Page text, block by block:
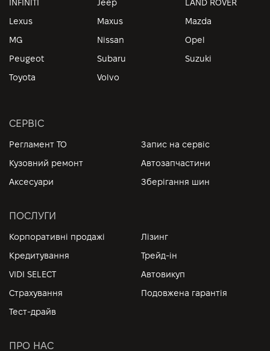
INFINITI
Jeep
LAND ROVER
Lexus
Maxus
Mazda
MG
Nissan
Opel
Peugeot
Subaru
Suzuki
Toyota
Volvo
СЕРВІС
Регламент ТО
Запис на сервіс
Кузовний ремонт
Автозапчастини
Аксесуари
Зберігання шин
ПОСЛУГИ
Корпоративні продажі
Лізинг
Кредитування
Трейд-ін
VIDI SELECT
Автовикуп
Страхування
Подовжена гарантія
Тест-драйв
ПРО НАС